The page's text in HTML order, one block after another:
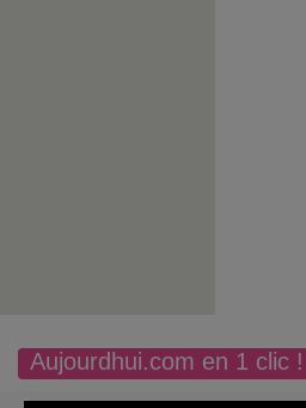
Aujourdhui.com en 1 clic !